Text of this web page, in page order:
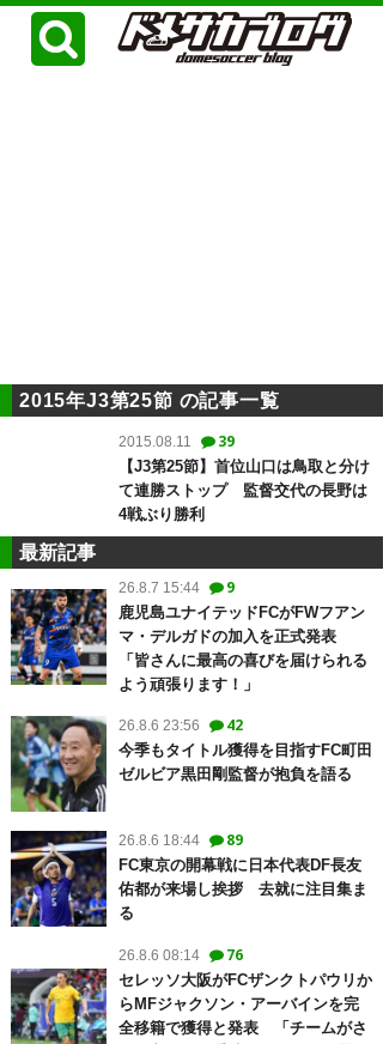
2015年J3第25節 の記事一覧
2015.08.11 39
【J3第25節】首位山口は鳥取と分け
て連勝ストップ 監督交代の長野は
4戦ぶり勝利
最新記事
26.8.7 15:44 9
鹿児島ユナイテッドFCがFWフアン
マ・デルガドの加入を正式発表
「皆さんに最高の喜びを届けられる
よう頑張ります！」
26.8.6 23:56 42
今季もタイトル獲得を目指すFC町田
ゼルビア黒田剛監督が抱負を語る
26.8.6 18:44 89
FC東京の開幕戦に日本代表DF長友
佑都が来場し挨拶 去就に注目集ま
る
26.8.6 08:14 76
セレッソ大阪がFCザンクトパウリか
らMFジャクソン・アーバインを完
全移籍で獲得と発表 「チームがさ